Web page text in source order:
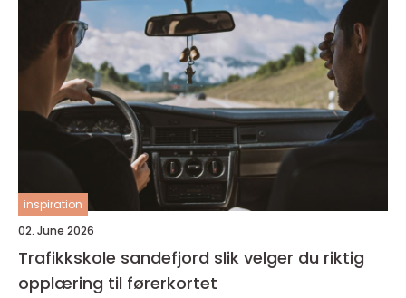
inspiration
02. June 2026
Trafikkskole sandefjord slik velger du riktig
opplæring til førerkortet